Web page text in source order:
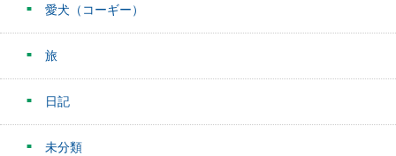
愛犬（コーギー）
旅
日記
未分類